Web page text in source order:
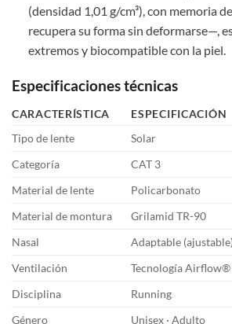
(densidad 1,01 g/cm³), con memoria
recupera su forma sin deformarse—,
extremos y biocompatible con la piel.
Especificaciones técnicas
CARACTERÍSTICA
ESPECIFICACIÓN
Tipo de lente
Solar
Categoría
CAT 3
Material de lente
Policarbonato
Material de montura
Grilamid TR-90
Nasal
Adaptable
Ventilación
Tecnología
Disciplina
Running
Género
Unisex · Adulto